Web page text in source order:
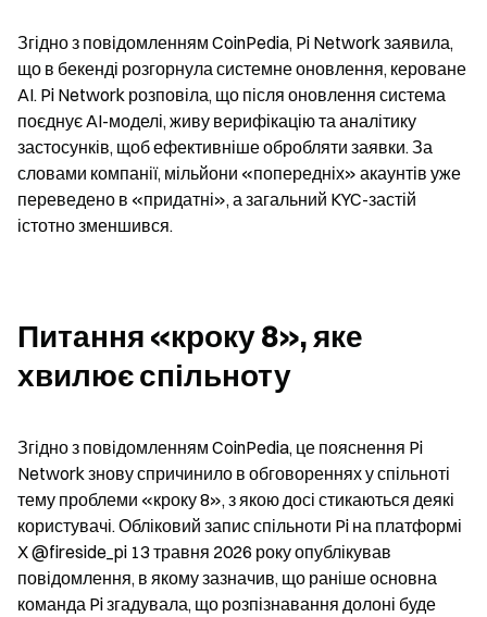
Згідно з повідомленням CoinPedia, Pi Network заявила,
що в бекенді розгорнула системне оновлення, кероване
AI. Pi Network розповіла, що після оновлення система
поєднує AI-моделі, живу верифікацію та аналітику
застосунків, щоб ефективніше обробляти заявки. За
словами компанії, мільйони «попередніх» акаунтів уже
переведено в «придатні», а загальний KYC-застій
істотно зменшився.
Питання «кроку 8», яке
хвилює спільноту
Згідно з повідомленням CoinPedia, це пояснення Pi
Network знову спричинило в обговореннях у спільноті
тему проблеми «кроку 8», з якою досі стикаються деякі
користувачі. Обліковий запис спільноти Pi на платформі
X @fireside_pi 13 травня 2026 року опублікував
повідомлення, в якому зазначив, що раніше основна
команда Pi згадувала, що розпізнавання долоні буде